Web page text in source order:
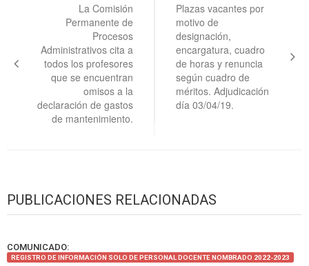
entradas
La Comisión
Permanente de
Procesos
Administrativos cita a
todos los profesores
que se encuentran
omisos a la
declaración de gastos
de mantenimiento.
Plazas vacantes por
motivo de
designación,
encargatura, cuadro
de horas y renuncia
según cuadro de
méritos. Adjudicación
día 03/04/19.
PUBLICACIONES RELACIONADAS
COMUNICADO:
REGISTRO DE INFORMACIÓN SOLO DE PERSONAL DOCENTE NOMBRADO 2022-2023